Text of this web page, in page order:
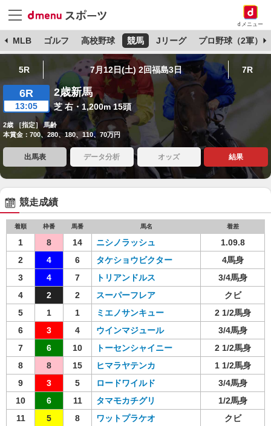
dメニュー
MLB ゴルフ 高校野球 競馬 Jリーグ プロ野球（2軍）
5R 7月12日(土) 2回福島3日 7R
6R
13:05
2歳新馬
芝 右・1,200m 15頭
2歳 ［指定］ 馬齢
本賞金：700、280、180、110、70万円
出馬表 データ分析 オッズ 結果
競走成績
着順 枠番 馬番 馬名 着差
1 8 14 ニシノラッシュ
1.09.8
2
4 6 タケショウビクター
4馬身
3
4 7 トリアンドルス
3/4馬身
4
2 2 スーパーフレア
クビ
5
1 1 ミエノサンキュー
2 1/2馬身
6
3 4 ウインマジュール
3/4馬身
7
6 10 トーセンシャイニー
2 1/2馬身
8
8 15 ヒマラヤテンカ
1 1/2馬身
9
3 5 ロードワイルド
3/4馬身
10
6 11 タマモカチグリ
1/2馬身
11
5 8 ワットプラケオ
クビ